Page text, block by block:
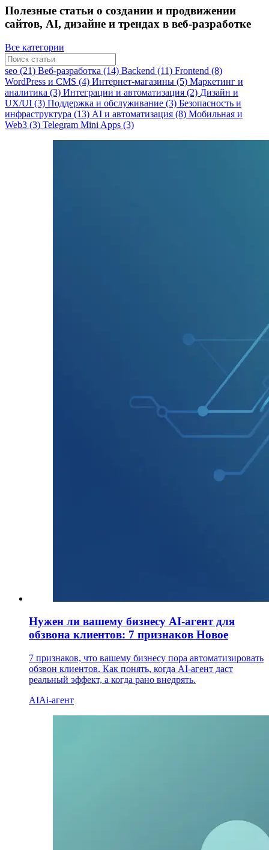
Полезные статьи о создании и продвижении
сайтов, AI, дизайне и трендах в веб-разработке
Все категории
seo (21) Веб-разработка (14) Backend (11) Frontend (8)
WordPress и CMS (4) Интернет-магазины (5) Маркетинг и
аналитика (3) Интеграции и автоматизация (2) Дизайн и
UX/UI (3) Поддержка и обслуживание (3) Безопасность и
инфраструктура (13) AI и автоматизация (8) Мобильная и
Web3 (3) Telegram Mini Apps (3)
Нужен ли вашему бизнесу AI-агент для
обзвона клиентов: 7 признаков Новое
7 признаков, что вашему бизнесу пора автоматизировать
обзвон клиентов. Как понять, когда AI-агент даст
реальный эффект, а когда рано внедрять.
AIAi-агент